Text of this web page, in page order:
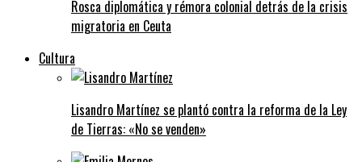
Rosca diplomática y rémora colonial detrás de la crisis
migratoria en Ceuta
Cultura
Lisandro Martínez se plantó contra la reforma de la Ley
de Tierras: «No se venden»